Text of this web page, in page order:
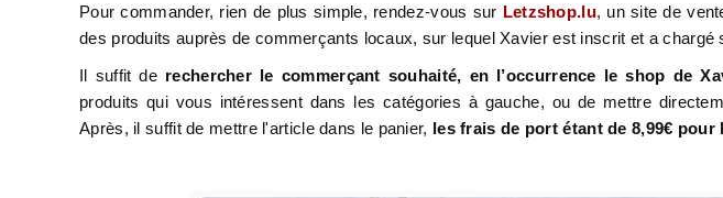
Pour commander, rien de plus simple, rendez-vous sur Letzshop.lu, un site de
des produits auprès de commerçants locaux, sur lequel Xavier est inscrit et a chargé
Il suffit de rechercher le commerçant souhaité, en l’occurrence le shop de
produits qui vous intéressent dans les catégories à gauche, ou de mettre
Après, il suffit de mettre l'article dans le panier, les frais de port étant de 8,99€ pour